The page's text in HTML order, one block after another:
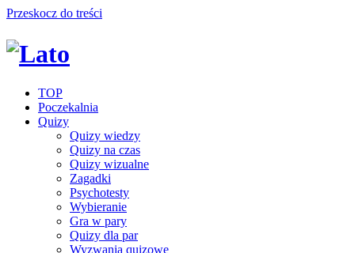
Przeskocz do treści
TOP
Poczekalnia
Quizy
Quizy wiedzy
Quizy na czas
Quizy wizualne
Zagadki
Psychotesty
Wybieranie
Gra w pary
Quizy dla par
Wyzwania quizowe